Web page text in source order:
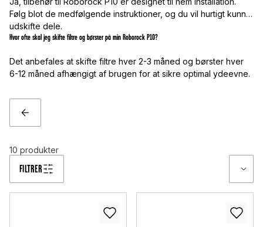
Følg blot de medfølgende instruktioner, og du vil hurtigt kunne
udskifte dele.
Hvor ofte skal jeg skifte filtre og børster på min Roborock P10?
Det anbefales at skifte filtre hver 2-3 måned og børster hver
6-12 måned afhængigt af brugen for at sikre optimal ydeevne.
TILBAGE
FILTRER
10 produkter